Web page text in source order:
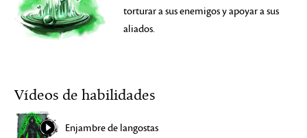
torturar a sus enemigos y apoyar a sus
aliados.
Vídeos de habilidades
Enjambre de langostas